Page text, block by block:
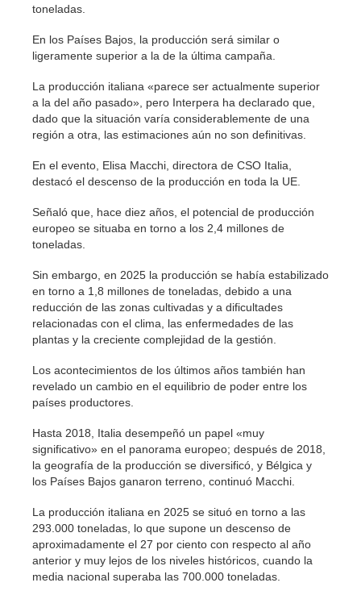
toneladas.
En los Países Bajos, la producción será similar o
ligeramente superior a la de la última campaña.
La producción italiana «parece ser actualmente superior
a la del año pasado», pero Interpera ha declarado que,
dado que la situación varía considerablemente de una
región a otra, las estimaciones aún no son definitivas.
En el evento, Elisa Macchi, directora de CSO Italia,
destacó el descenso de la producción en toda la UE.
Señaló que, hace diez años, el potencial de producción
europeo se situaba en torno a los 2,4 millones de
toneladas.
Sin embargo, en 2025 la producción se había estabilizado
en torno a 1,8 millones de toneladas, debido a una
reducción de las zonas cultivadas y a dificultades
relacionadas con el clima, las enfermedades de las
plantas y la creciente complejidad de la gestión.
Los acontecimientos de los últimos años también han
revelado un cambio en el equilibrio de poder entre los
países productores.
Hasta 2018, Italia desempeñó un papel «muy
significativo» en el panorama europeo; después de 2018,
la geografía de la producción se diversificó, y Bélgica y
los Países Bajos ganaron terreno, continuó Macchi.
La producción italiana en 2025 se situó en torno a las
293.000 toneladas, lo que supone un descenso de
aproximadamente el 27 por ciento con respecto al año
anterior y muy lejos de los niveles históricos, cuando la
media nacional superaba las 700.000 toneladas.